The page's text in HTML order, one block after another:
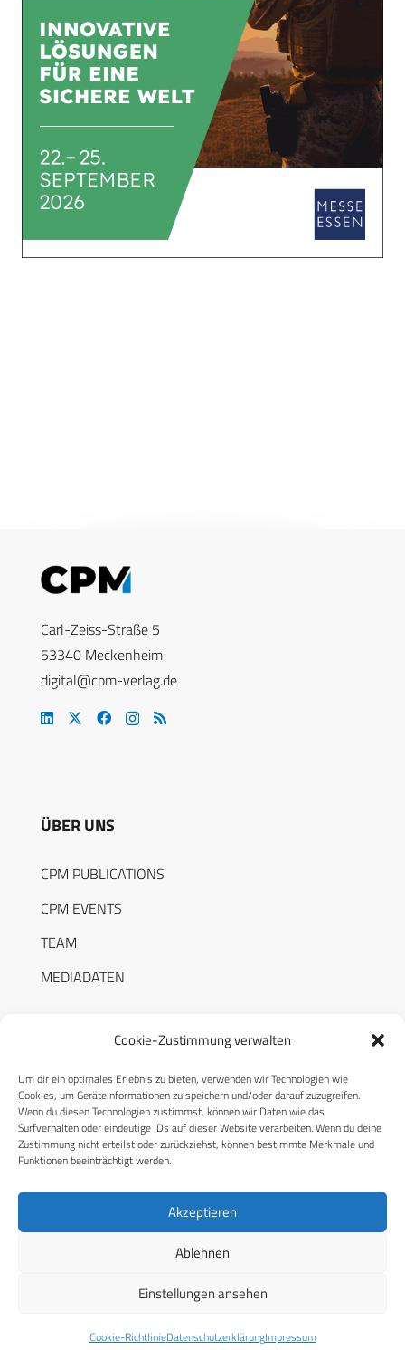
Cookie-Zustimmung verwalten
Um dir ein optimales Erlebnis zu bieten, verwenden wir Technologien wie
Cookies, um Geräteinformationen zu speichern und/oder darauf zuzugreifen.
Wenn du diesen Technologien zustimmst, können wir Daten wie das
Surfverhalten oder eindeutige IDs auf dieser Website verarbeiten. Wenn du deine
Zustimmung nicht erteilst oder zurückziehst, können bestimmte Merkmale und
Funktionen beeinträchtigt werden.
Akzeptieren
Ablehnen
Einstellungen ansehen
Cookie-RichtlinieDatenschutzerklärungImpressum
Carl-Zeiss-Straße 5
53340 Meckenheim
digital@cpm-verlag.de
ÜBER UNS
CPM PUBLICATIONS
CPM EVENTS
TEAM
MEDIADATEN
RECHTLICHES
Datenschutzerklärung
Cookie-Richtlinie (EU)
© 2026 CPM GmbH – Alle Rechte vorbehalten